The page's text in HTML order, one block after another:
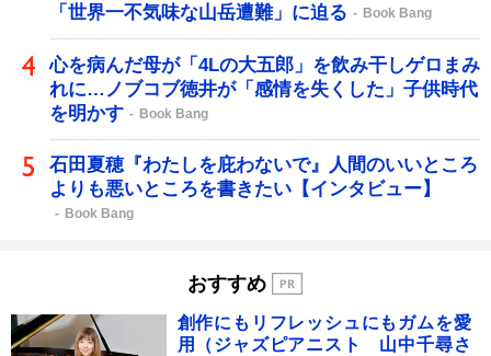
「世界一不気味な山岳遭難」に迫る
Book Bang
心を病んだ母が「4Lの大五郎」を飲み干しゲロまみ
れに…ノブコブ徳井が「感情を失くした」子供時代
を明かす
Book Bang
石田夏穂『わたしを庇わないで』人間のいいところ
よりも悪いところを書きたい【インタビュー】
Book Bang
おすすめ
創作にもリフレッシュにもガムを愛
用（ジャズピアニスト 山中千尋さ